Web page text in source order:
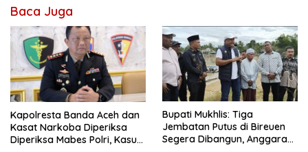
Baca Juga
Kapolresta Banda Aceh dan
Kasat Narkoba Diperiksa
Diperiksa Mabes Polri, Kasus
Bupati Mukhlis: Tiga
Jembatan Putus di Bireuen
Segera Dibangun, Anggaran